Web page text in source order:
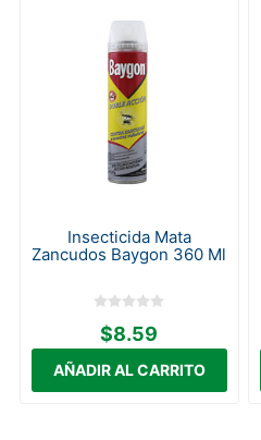
Insecticida Mata
Zancudos Baygon 360 Ml
$8.59